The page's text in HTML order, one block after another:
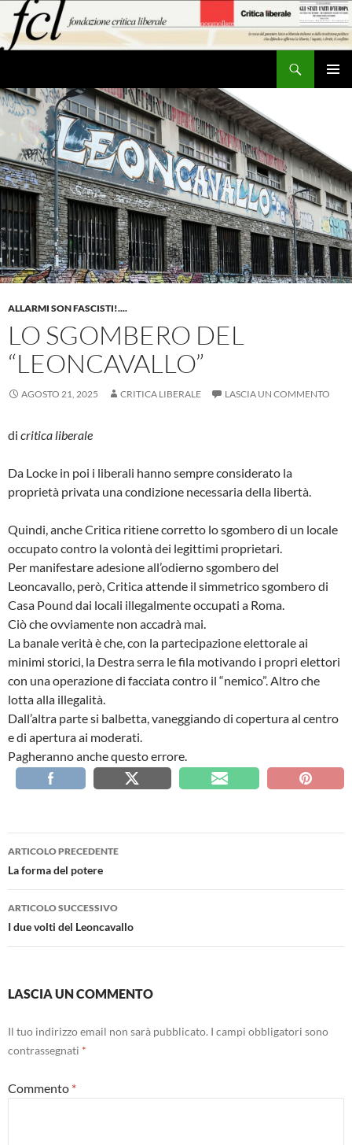
contenuto
ALLARMI SON FASCISTI!....
LO SGOMBERO DEL
“LEONCAVALLO”
AGOSTO 21, 2025 CRITICA LIBERALE LASCIA UN COMMENTO
di critica liberale
Da Locke in poi i liberali hanno sempre considerato la
proprietà privata una condizione necessaria della libertà.
Quindi, anche Critica ritiene corretto lo sgombero di un locale
occupato contro la volontà dei legittimi proprietari.
Per manifestare adesione all’odierno sgombero del
Leoncavallo, però, Critica attende il simmetrico sgombero di
Casa Pound dai locali illegalmente occupati a Roma.
Ciò che ovviamente non accadrà mai.
La banale verità è che, con la partecipazione elettorale ai
minimi storici, la Destra serra le fila motivando i propri elettori
con una operazione di facciata contro il “nemico”. Altro che
lotta alla illegalità.
Dall’altra parte si balbetta, vaneggiando di copertura al centro
e di apertura ai moderati.
Pagheranno anche questo errore.
Navigazione
articolo
ARTICOLO PRECEDENTE
La forma del potere
ARTICOLO SUCCESSIVO
I due volti del Leoncavallo
LASCIA UN COMMENTO
Il tuo indirizzo email non sarà pubblicato. I campi obbligatori sono
contrassegnati *
Commento *